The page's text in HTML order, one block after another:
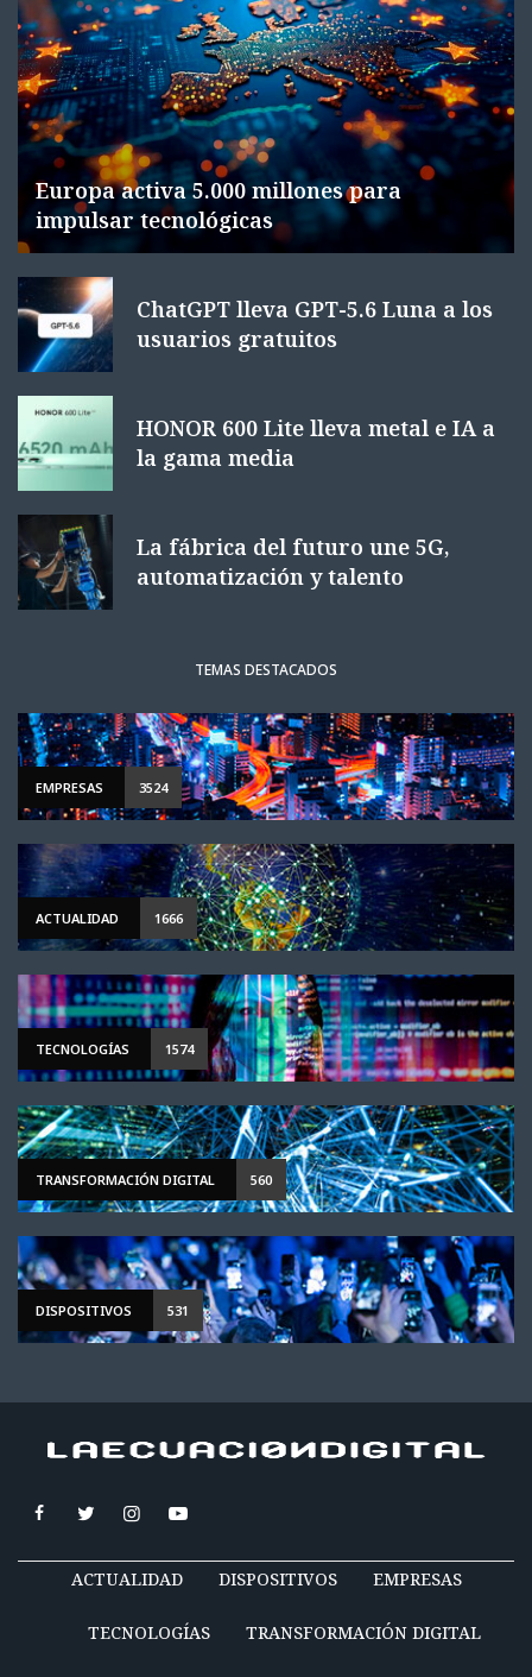
Europa activa 5.000 millones para
impulsar tecnológicas
ChatGPT lleva GPT-5.6 Luna a los
usuarios gratuitos
HONOR 600 Lite lleva metal e IA a
la gama media
La fábrica del futuro une 5G,
automatización y talento
TEMAS DESTACADOS
EMPRESAS 3524
ACTUALIDAD 1666
TECNOLOGÍAS 1574
TRANSFORMACIÓN DIGITAL 560
DISPOSITIVOS 531
ACTUALIDAD DISPOSITIVOS EMPRESAS
TECNOLOGÍAS TRANSFORMACIÓN DIGITAL